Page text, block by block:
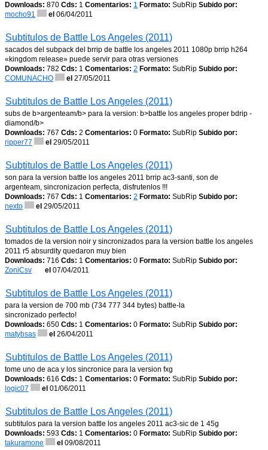
Downloads: 870 Cds: 1 Comentarios: 1 Formato: SubRip Subido por:
mocho91
el 06/04/2011
Subtitulos de Battle Los Angeles (2011)
sacados del subpack del brrip de battle los angeles 2011 1080p brrip h264
«kingdom release» puede servir para otras versiones
Downloads: 782 Cds: 1 Comentarios: 2 Formato: SubRip Subido por:
COMUNACHO
el 27/05/2011
Subtitulos de Battle Los Angeles (2011)
subs de b>argenteam/b> para la version: b>battle los angeles proper bdrip -
diamond/b>
Downloads: 767 Cds: 2 Comentarios: 0 Formato: SubRip Subido por:
ripper77
el 29/05/2011
Subtitulos de Battle Los Angeles (2011)
son para la version battle los angeles 2011 brrip ac3-santi, son de
argenteam, sincronizacion perfecta, disfrutenlos !!!
Downloads: 767 Cds: 1 Comentarios: 2 Formato: SubRip Subido por:
nexto
el 29/05/2011
Subtitulos de Battle Los Angeles (2011)
tomados de la version noir y sincronizados para la version battle los angeles
2011 r5 absurdity quedaron muy bien
Downloads: 716 Cds: 1 Comentarios: 0 Formato: SubRip Subido por:
ZoniCsv
el 07/04/2011
Subtitulos de Battle Los Angeles (2011)
para la version de 700 mb (734 777 344 bytes) battle-la
sincronizado perfecto!
Downloads: 650 Cds: 1 Comentarios: 0 Formato: SubRip Subido por:
matybsas
el 26/04/2011
Subtitulos de Battle Los Angeles (2011)
tome uno de aca y los sincronice para la version fxg
Downloads: 616 Cds: 1 Comentarios: 0 Formato: SubRip Subido por:
logic07
el 01/06/2011
Subtitulos de Battle Los Angeles (2011)
subtitulos para la version battle los angeles 2011 ac3-sic de 1 45g
Downloads: 593 Cds: 1 Comentarios: 0 Formato: SubRip Subido por:
takuramone
el 09/08/2011